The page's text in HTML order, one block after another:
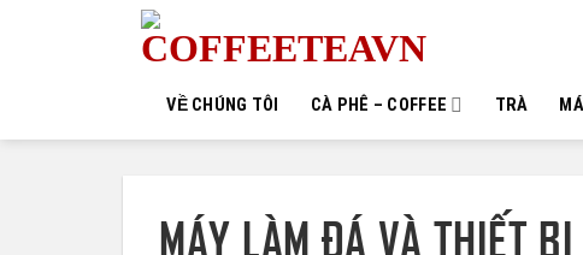
VỀ CHÚNG TÔI CÀ PHÊ – COFFEE TRÀ
MÁY LÀM ĐÁ VÀ THIẾT